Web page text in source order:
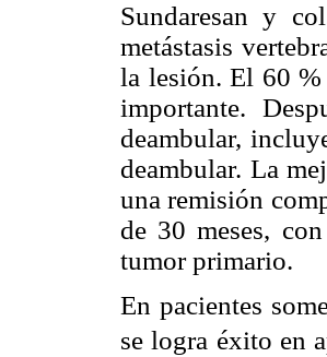
Sundaresan y
metástasis
la lesión. El 60
importante.
deambular,
deambular. La
una remisión
de 30 meses,
tumor primario.
En pacientes
se logra éxito